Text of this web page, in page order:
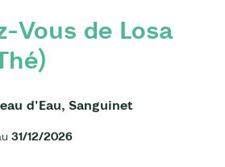
Vous de Losa
d'Eau, Sanguinet
31/12/2026